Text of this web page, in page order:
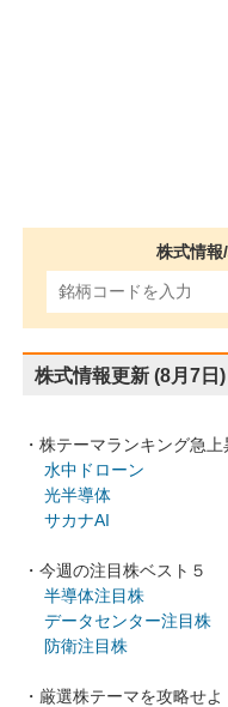
株式情報
株式情報更新 (8月7日)
・株テーマランキング急上
水中ドローン
光半導体
サカナAI
・今週の注目株ベスト５
半導体注目株
データセンター注目株
防衛注目株
・厳選株テーマを攻略せよ